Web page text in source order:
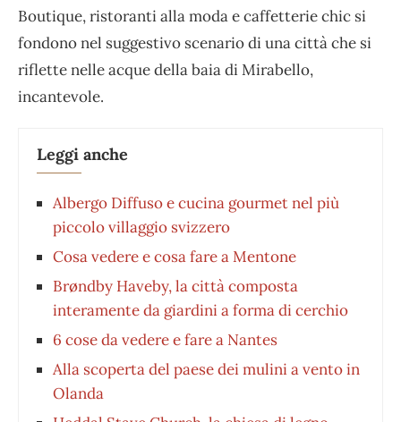
Boutique, ristoranti alla moda e caffetterie chic si
fondono nel suggestivo scenario di una città che si
riflette nelle acque della baia di Mirabello,
incantevole.
Leggi anche
Albergo Diffuso e cucina gourmet nel più
piccolo villaggio svizzero
Cosa vedere e cosa fare a Mentone
Brøndby Haveby, la città composta
interamente da giardini a forma di cerchio
6 cose da vedere e fare a Nantes
Alla scoperta del paese dei mulini a vento in
Olanda